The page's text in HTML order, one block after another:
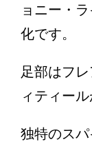
ョニー・
化です。
足部はフ
ィティー
独特のス